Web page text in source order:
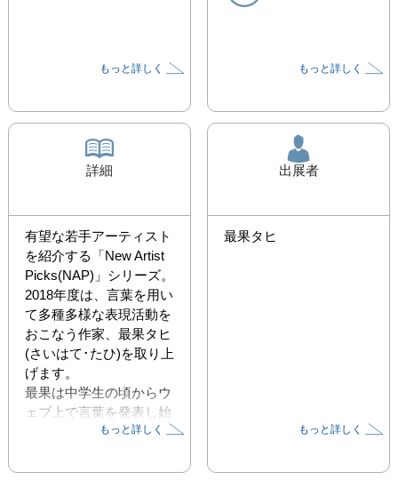
もっと詳しく もっと詳しく
詳細
有望な若手アーティスト
を紹介する「New Artist
Picks(NAP)」シリーズ。
2018年度は、言葉を用い
て多種多様な表現活動を
おこなう作家、最果タヒ
(さいはて･たひ)を取り上
げます。
最果は中学生の頃からウ
ェブ上で言葉を発表し始
め、その後2007年に第一
い評価を得る一方、イン
もっと詳しく
出展者
最果タヒ
もっと詳しく